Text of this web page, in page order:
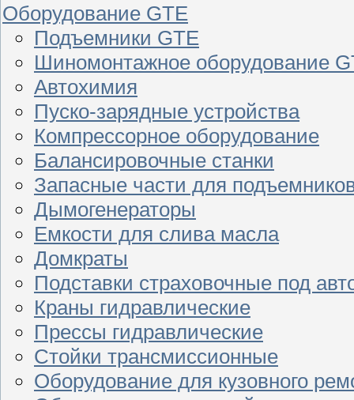
Оборудование GTE
Подъемники GTE
Шиномонтажное оборудование
Автохимия
Пуско-зарядные устройства
Компрессорное оборудование
Балансировочные станки
Запасные части для
Дымогенераторы
Емкости для слива масла
Домкраты
Подставки страховочные под
Краны гидравлические
Прессы гидравлические
Стойки трансмиссионные
Оборудование для кузовного